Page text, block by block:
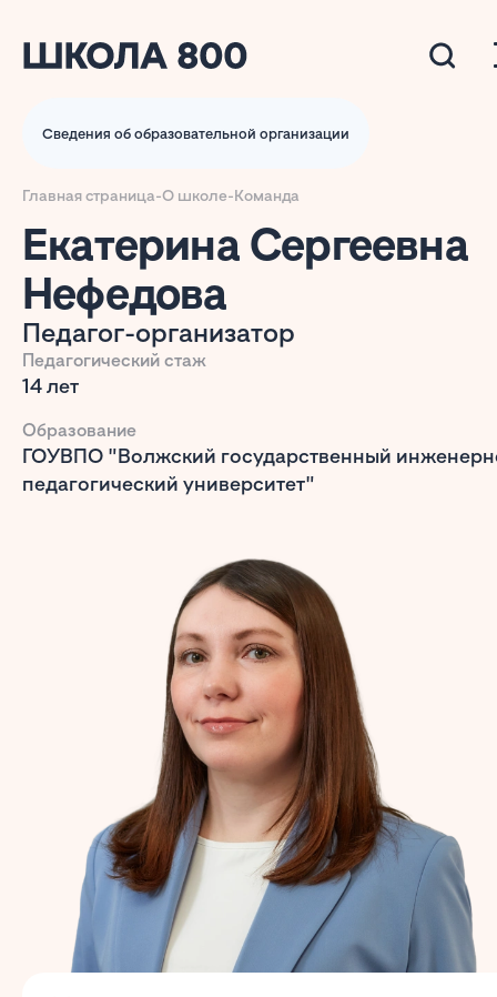
Сведения об образовательной организации
Главная страница-О школе-Команда
Екатерина Сергеевна
Нефедова
Педагог-организатор
Педагогический стаж
14 лет
Образование
ГОУВПО "Волжский государственный
педагогический университет"